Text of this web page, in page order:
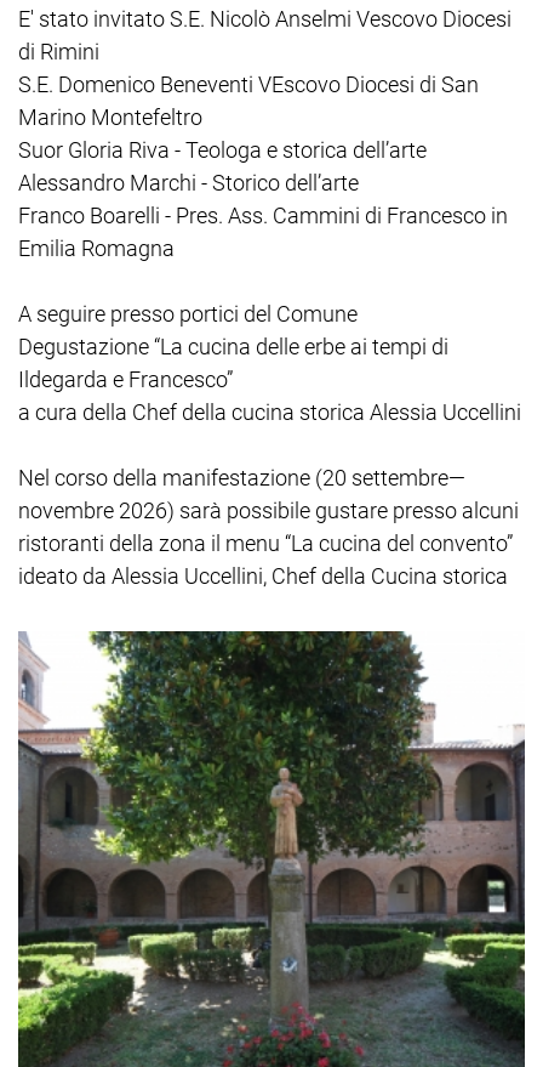
E' stato invitato S.E. Nicolò Anselmi Vescovo Diocesi
di Rimini
S.E. Domenico Beneventi VEscovo Diocesi di San
Marino Montefeltro
Suor Gloria Riva - Teologa e storica dell’arte
Alessandro Marchi - Storico dell’arte
Franco Boarelli - Pres. Ass. Cammini di Francesco in
Emilia Romagna
A seguire presso portici del Comune
Degustazione “La cucina delle erbe ai tempi di
Ildegarda e Francesco”
a cura della Chef della cucina storica Alessia Uccellini
Nel corso della manifestazione (20 settembre—
novembre 2026) sarà possibile gustare presso alcuni
ristoranti della zona il menu “La cucina del convento”
ideato da Alessia Uccellini, Chef della Cucina storica